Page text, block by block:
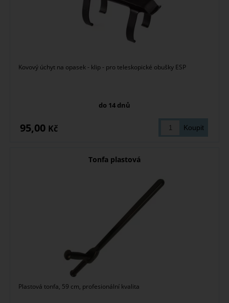
Kovový úchyt na opasek - klip - pro teleskopické obušky ESP
do 14 dnů
95,00 Kč
Tonfa plastová
Plastová tonfa, 59 cm, profesionální kvalita